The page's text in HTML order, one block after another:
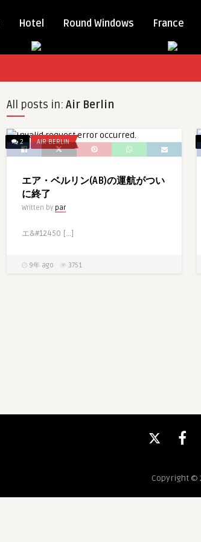
Hotel Round Windows France
All posts in: Air Berlin
2 AIR BERLIN
エア・ベルリン(AB)の運航がつい
に終了
Written by par
エ&#12450 […]
9年 ago 3751
Copyright ©